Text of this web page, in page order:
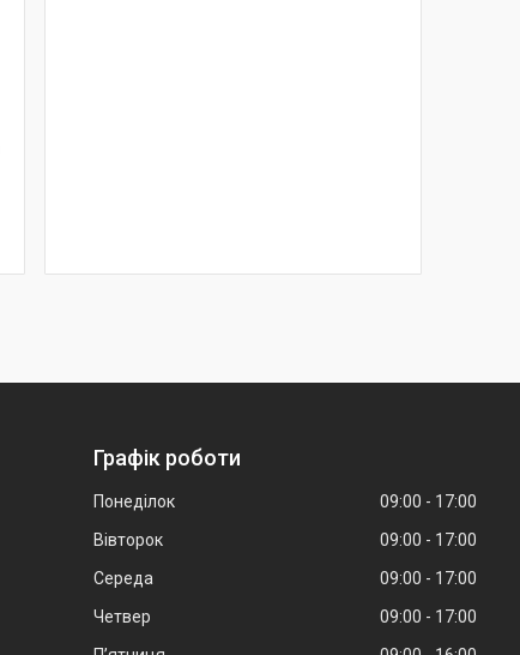
Графік роботи
Понеділок 09:00
17:00
Вівторок
09:00
17:00
Середа
09:00
17:00
Четвер
09:00
17:00